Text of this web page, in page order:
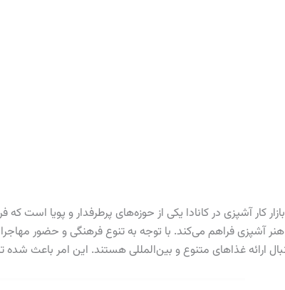
بازار کار آشپزی در کانادا یکی از حوزه‌های پرطرفدار و پویا
هنر آشپزی فراهم می‌کند. با توجه به تنوع فرهنگی و حضور